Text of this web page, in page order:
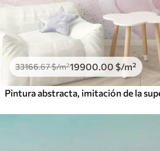
33166.67$/m²19900.00 $/m²